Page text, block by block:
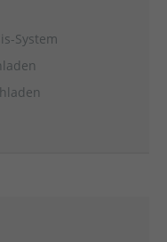
System